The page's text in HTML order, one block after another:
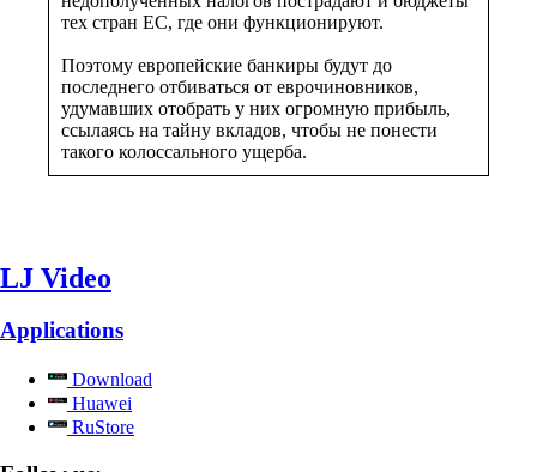
тех стран ЕС, где они функционируют.
Поэтому европейские банкиры будут до
последнего отбиваться от еврочиновников,
удумавших отобрать у них огромную прибыль,
ссылаясь на тайну вкладов, чтобы не понести
такого колоссального ущерба.
LJ Video
Applications
Download
Huawei
RuStore